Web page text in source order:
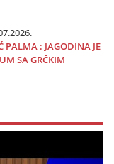
PALMA : JAGODINA JE
SA GRČKIM